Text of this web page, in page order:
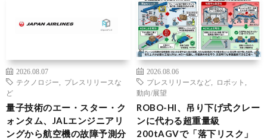
2026.08.07
テクノロジー
プレスリリースな
ど
量子技術のエー・スター・ク
ォンタム、JALエンジニアリ
ングから航空機の故障予測分
2026.08.06
プレスリリースなど
ロボット
動向/展望
ROBO-HI、吊り下げ式クレー
ンに代わる超重量級
200tAGVで「落下リスク」